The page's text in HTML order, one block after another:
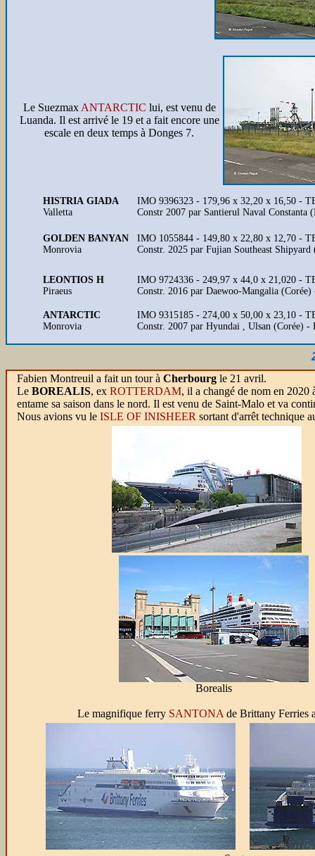
Le Suezmax ANTARCTIC lui, est venu de
Luanda. Il est arrivé le 19 et a fait encore une
escale en deux temps à Donges 7.
HISTRIA GIADA
Valletta
IMO 9396323 - 179,96 x 32,20 x 16,50 -
Constr 2007 par Santierul Naval
GOLDEN BANYAN
Monrovia
IMO 1055844 - 149,80 x 22,80 x 12,70 -
Constr. 2025 par Fujian Southeast
LEONTIOS H
Piraeus
IMO 9724336 - 249,97 x 44,0 x 21,020 -
Constr. 2016 par Daewoo-Mangalia
ANTARCTIC
Monrovia
IMO 9315185 - 274,00 x 50,00 x 23,10 -
Constr. 2007 par Hyundai , Ulsan (Corée)
Fabien Montreuil a fait un tour à Cherbourg le 21 avril.
Le BOREALIS, ex ROTTERDAM, il a changé de nom en 2020
entame sa saison dans le nord. Il est venu de Saint-Malo et va
Nous avions vu le ISLE OF INISHEER sortant d'arrêt technique
Borealis
Le magnifique ferry SANTONA de Brittany Ferries